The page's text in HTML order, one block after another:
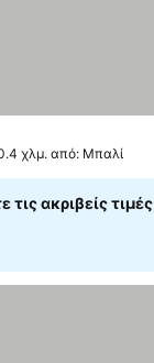
χλμ. από: Μπαλί
τις ακριβείς τιμές